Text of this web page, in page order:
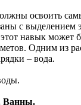
освоить
с выделением
навык может
Одним из
– вода.
Ванны.